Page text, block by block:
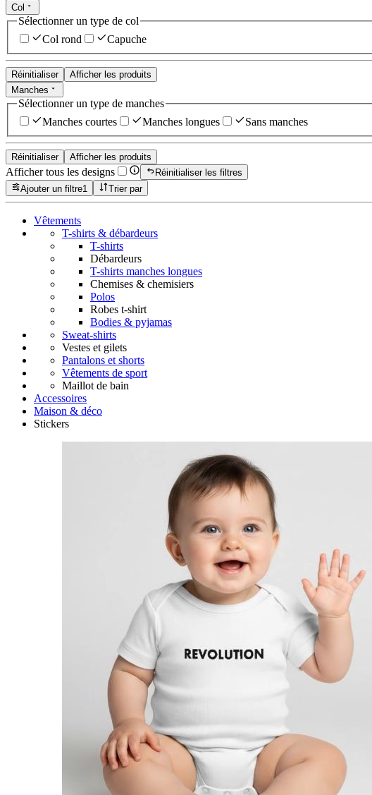
Col
Sélectionner un type de col
Col rond
Capuche
Réinitialiser
Afficher les produits
Manches
Sélectionner un type de manches
Manches courtes
Manches longues Sans manches
Réinitialiser Afficher les produits
Afficher tous les designs
Réinitialiser les filtres
Ajouter un filtre1 Trier par
Vêtements
T-shirts & débardeurs
T-shirts
Débardeurs
T-shirts manches longues
Chemises & chemisiers
Polos
Robes t-shirt
Bodies & pyjamas
Sweat-shirts
Vestes et gilets
Pantalons et shorts
Vêtements de sport
Maillot de bain
Accessoires
Maison & déco
Stickers